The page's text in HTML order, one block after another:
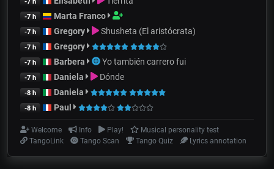
-7 h Marta Franco
-7 h Gregory Shusheta (El aristócrata)
-7 h Gregory
-7 h Barbera Yo también carrero fui
-7 h Daniela Dónde
-8 h Daniela
-8 h Paul
Welcome Info Play!
Musical personality test
TangoLink
Tango Scan Tango Quiz Lyrics annotation